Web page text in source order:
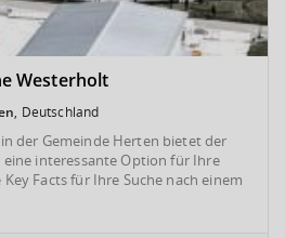
Westerholt
, Deutschland
der Gemeinde Herten bietet der
eine interessante Option für Ihre
Facts für Ihre Suche nach einem